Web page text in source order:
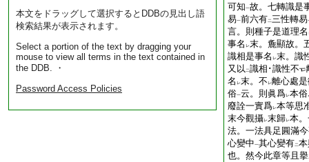
本文をドラッグして選択するとDDBの見出し語
検索結果が表示されます。
Select a portion of the text by dragging your
mouse to view all terms in the text contained in
the DDB. ・
Password Access Policies
可知一故。七轉識是
易一前六有二三性轉易
言。則種子是道理名
事名 レ末。麁顯故。
識相是事名 レ末。識
又以 二識相･識性不
名 レ末。不 レ離心處
俗一云。則眞爲レ本
廢詮一實爲レ本等思
末今觀攝レ末歸レ本
法。一法具足圓滿
心變中一其心變有二
也。然今此章等且擧